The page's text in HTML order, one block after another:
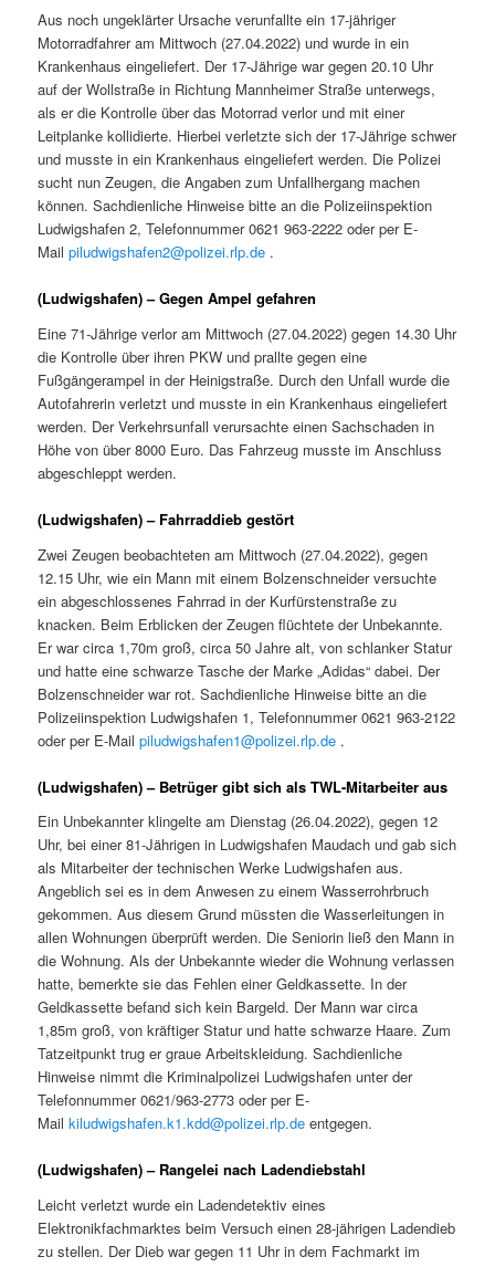
Aus noch ungeklärter Ursache verunfallte ein 17-jähriger
Motorradfahrer am Mittwoch (27.04.2022) und wurde in ein
Krankenhaus eingeliefert. Der 17-Jährige war gegen 20.10 Uhr
auf der Wollstraße in Richtung Mannheimer Straße unterwegs,
als er die Kontrolle über das Motorrad verlor und mit einer
Leitplanke kollidierte. Hierbei verletzte sich der 17-Jährige schwer
und musste in ein Krankenhaus eingeliefert werden. Die Polizei
sucht nun Zeugen, die Angaben zum Unfallhergang machen
können. Sachdienliche Hinweise bitte an die Polizeiinspektion
Ludwigshafen 2, Telefonnummer 0621 963-2222 oder per E-
Mailpiludwigshafen2@polizei.rlp.de .
(Ludwigshafen) – Gegen Ampel gefahren
Eine 71-Jährige verlor am Mittwoch (27.04.2022) gegen 14.30 Uhr
die Kontrolle über ihren PKW und prallte gegen eine
Fußgängerampel in der Heinigstraße. Durch den Unfall wurde die
Autofahrerin verletzt und musste in ein Krankenhaus eingeliefert
werden. Der Verkehrsunfall verursachte einen Sachschaden in
Höhe von über 8000 Euro. Das Fahrzeug musste im Anschluss
abgeschleppt werden.
(Ludwigshafen) – Fahrraddieb gestört
Zwei Zeugen beobachteten am Mittwoch (27.04.2022), gegen
12.15 Uhr, wie ein Mann mit einem Bolzenschneider versuchte
ein abgeschlossenes Fahrrad in der Kurfürstenstraße zu
knacken. Beim Erblicken der Zeugen flüchtete der Unbekannte.
Er war circa 1,70m groß, circa 50 Jahre alt, von schlanker Statur
und hatte eine schwarze Tasche der Marke „Adidas“ dabei. Der
Bolzenschneider war rot. Sachdienliche Hinweise bitte an die
Polizeiinspektion Ludwigshafen 1, Telefonnummer 0621 963-2122
oder per E-Mailpiludwigshafen1@polizei.rlp.de .
(Ludwigshafen) – Betrüger gibt sich als TWL-Mitarbeiter aus
Ein Unbekannter klingelte am Dienstag (26.04.2022), gegen 12
Uhr, bei einer 81-Jährigen in Ludwigshafen Maudach und gab sich
als Mitarbeiter der technischen Werke Ludwigshafen aus.
Angeblich sei es in dem Anwesen zu einem Wasserrohrbruch
gekommen. Aus diesem Grund müssten die Wasserleitungen in
allen Wohnungen überprüft werden. Die Seniorin ließ den Mann in
die Wohnung. Als der Unbekannte wieder die Wohnung verlassen
hatte, bemerkte sie das Fehlen einer Geldkassette. In der
Geldkassette befand sich kein Bargeld. Der Mann war circa
1,85m groß, von kräftiger Statur und hatte schwarze Haare. Zum
Tatzeitpunkt trug er graue Arbeitskleidung. Sachdienliche
Hinweise nimmt die Kriminalpolizei Ludwigshafen unter der
Telefonnummer 0621/963-2773 oder per E-
Mailkiludwigshafen.k1.kdd@polizei.rlp.de entgegen.
(Ludwigshafen) – Rangelei nach Ladendiebstahl
Leicht verletzt wurde ein Ladendetektiv eines
Elektronikfachmarktes beim Versuch einen 28-jährigen Ladendieb
zu stellen. Der Dieb war gegen 11 Uhr in dem Fachmarkt im